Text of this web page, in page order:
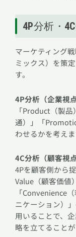
4P分析・
マーケティング
ミックス）を策
す。
4P分析（企業視
「Product（製
通）」「
わせるかを考えま
4C分析（顧客視
4Pを顧客側から
Value（顧客価値
「Convenience
ニケーション）
用いることで、
略を立てることが